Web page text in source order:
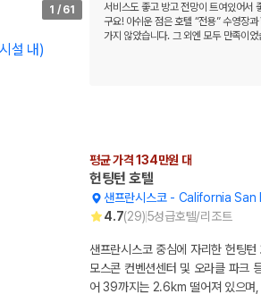
1 / 61
서비스도 좋고 방고 전망이 트여있어서
구요! 아쉬운 점은 호텔 “전용” 수영장
가지 않았습니다. 그 외엔 모두 만족이
평균 가격 134만원 대
헌팅턴 호텔
샌프란시스코- California San
4.7(29)5성급호텔/리조트
샌프란시스코 중심에 자리한 헌팅
모스콘 컨벤션센터 및 오라클 파크
어 39까지는 2.6km 떨어져 있으며